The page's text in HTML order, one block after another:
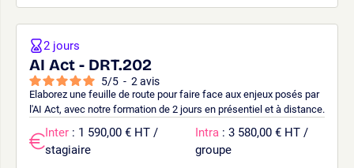
AI Act - DRT.202
5/5 - 2 avis
Elaborez une feuille de route pour faire face aux enjeux posés par
l'AI Act, avec notre formation de 2 jours en présentiel et à distance.
2 jours
Inter : 1 590,00 € HT /
stagiaire
Intra : 3 580,00 € HT /
groupe